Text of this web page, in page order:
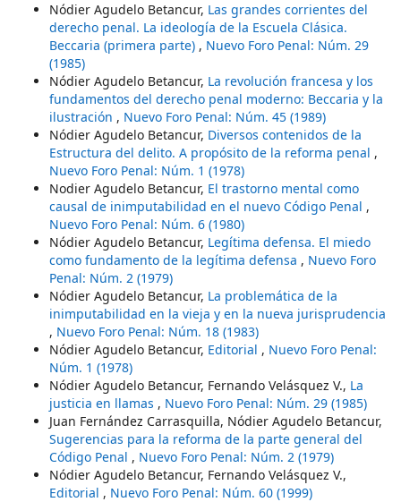
Nódier Agudelo Betancur, Las grandes corrientes del
derecho penal. La ideología de la Escuela Clásica.
Beccaria (primera parte) , Nuevo Foro Penal: Núm. 29
(1985)
Nódier Agudelo Betancur, La revolución francesa y los
fundamentos del derecho penal moderno: Beccaria y la
ilustración , Nuevo Foro Penal: Núm. 45 (1989)
Nódier Agudelo Betancur, Diversos contenidos de la
Estructura del delito. A propósito de la reforma penal ,
Nuevo Foro Penal: Núm. 1 (1978)
Nodier Agudelo Betancur, El trastorno mental como
causal de inimputabilidad en el nuevo Código Penal ,
Nuevo Foro Penal: Núm. 6 (1980)
Nódier Agudelo Betancur, Legítima defensa. El miedo
como fundamento de la legítima defensa , Nuevo Foro
Penal: Núm. 2 (1979)
Nódier Agudelo Betancur, La problemática de la
inimputabilidad en la vieja y en la nueva jurisprudencia
, Nuevo Foro Penal: Núm. 18 (1983)
Nódier Agudelo Betancur, Editorial , Nuevo Foro Penal:
Núm. 1 (1978)
Nódier Agudelo Betancur, Fernando Velásquez V., La
justicia en llamas , Nuevo Foro Penal: Núm. 29 (1985)
Juan Fernández Carrasquilla, Nódier Agudelo Betancur,
Sugerencias para la reforma de la parte general del
Código Penal , Nuevo Foro Penal: Núm. 2 (1979)
Nódier Agudelo Betancur, Fernando Velásquez V.,
Editorial , Nuevo Foro Penal: Núm. 60 (1999)